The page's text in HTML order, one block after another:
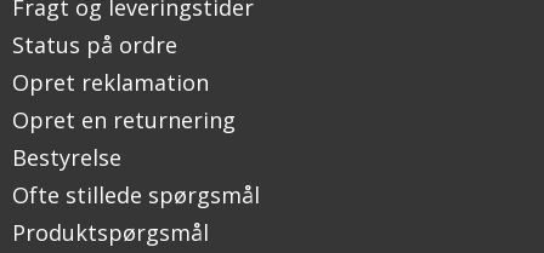
Fragt og leveringstider
Status på ordre
Opret reklamation
Opret en returnering
Bestyrelse
Ofte stillede spørgsmål
Produktspørgsmål